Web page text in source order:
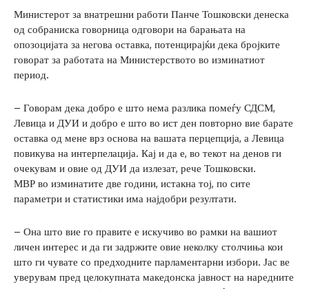
Министерот за внатрешни работи Панче Тошковски денеска
од собраниска говорница одговори на барањата на
опозоцијата за негова оставка, потенцирајќи дека бројките
говорат за работата на Министерството во изминатиот
период.
– Говорам дека добро е што нема разлика помеѓу СДСМ,
Левица и ДУИ и добро е што во ист ден повторно вие барате
оставка од мене врз основа на вашата перцепција, а Левица
повикува на интерпелација. Кај и да е, во текот на денов ги
очекувам и овие од ДУИ да излезат, рече Тошковски.
МВР во изминатите две години, истакна тој, по сите
параметри и статистики има најдобри резултати.
– Она што вие го правите е искучиво во рамки на вашиот
личен интерес и да ги задржите овие неколку столчиња кои
што ги чувате со предходните парламентарни избори. Јас ве
уверувам пред целокупната македонска јавност на наредните